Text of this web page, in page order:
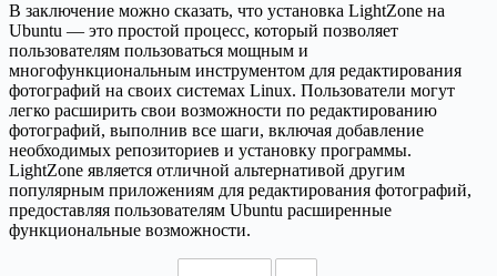
В заключение можно сказать, что установка LightZone на
Ubuntu — это простой процесс, который позволяет
пользователям пользоваться мощным и
многофункциональным инструментом для редактирования
фотографий на своих системах Linux. Пользователи могут
легко расширить свои возможности по редактированию
фотографий, выполнив все шаги, включая добавление
необходимых репозиториев и установку программы.
LightZone является отличной альтернативой другим
популярным приложениям для редактирования фотографий,
предоставляя пользователям Ubuntu расширенные
функциональные возможности.